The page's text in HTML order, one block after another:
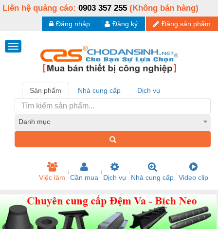
Liên hệ quảng cáo: 0903 357 255 (Không bán hàng)
Đăng sản phẩm
Đăng ký
Đăng nhập
Sản phẩm Nhà cung cấp Dịch vụ
Danh mục
Việc làm Cần mua Dịch vụ Nhà cung cấp Video clip